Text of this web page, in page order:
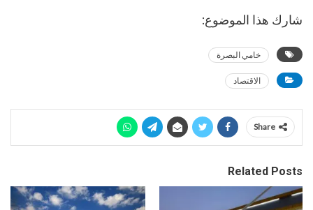
شارك هذا الموضوع:
خامي البصرة
الاقتصاد
Share
Related Posts